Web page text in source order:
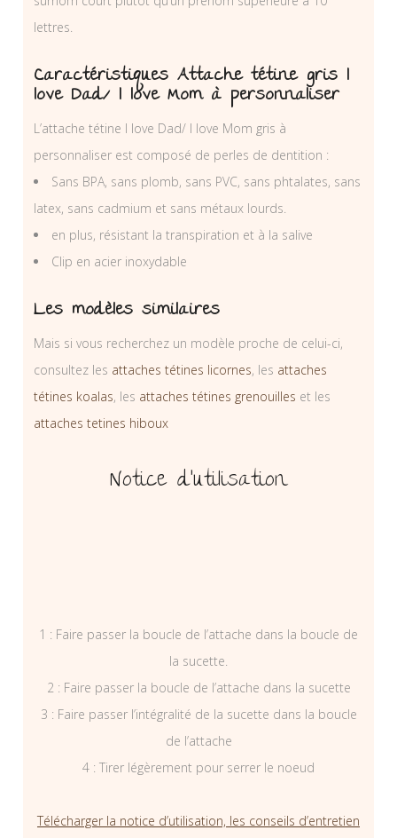
lettres.
Caractéristiques Attache tétine gris I
love Dad/ I love Mom à personnaliser
L’attache tétine I love Dad/ I love Mom gris à
personnaliser est composé de perles de dentition :
Sans BPA, sans plomb, sans PVC, sans phtalates, sans
latex, sans cadmium et sans métaux lourds.
en plus, résistant la transpiration et à la salive
Clip en acier inoxydable
Les modèles similaires
Mais si vous recherchez un modèle proche de celui-ci,
consultez les attaches tétines licornes, les attaches
tétines koalas, les attaches tétines grenouilles et les
attaches tetines hiboux
Notice d’utilisation
1 : Faire passer la boucle de l’attache dans la boucle de
la sucette.
2 : Faire passer la boucle de l’attache dans la sucette
3 : Faire passer l’intégralité de la sucette dans la boucle
de l’attache
4 : Tirer légèrement pour serrer le noeud
Télécharger la notice d’utilisation, les conseils d’entretien